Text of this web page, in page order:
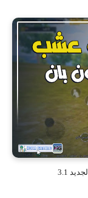
3.1